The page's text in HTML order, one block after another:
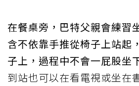
在餐桌旁，巴特父親會練習
含不依靠手推從椅子上站起
子上，過程中不會一屁股坐
到站也可以在看電視或坐在